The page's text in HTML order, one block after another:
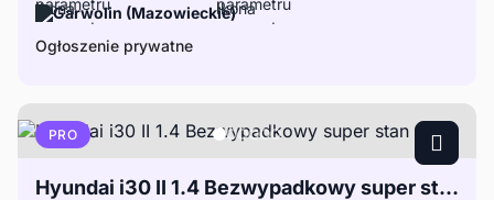
Garwolin (Mazowieckie)
Ogłoszenie prywatne
PRO
Hyundai i30 II 1.4 Bezwypadkowy super stan